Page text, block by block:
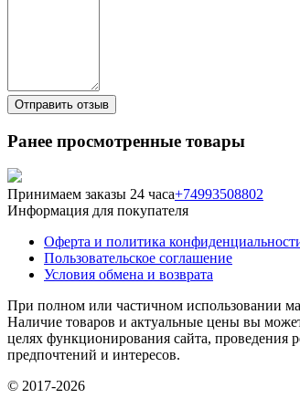
Ранее просмотренные товары
Принимаем заказы 24 часа+74993508802
Информация для покупателя
Оферта и политика
Пользовательское соглашение
Условия обмена и возврата
При полном или частичном использовании
Наличие товаров и актуальные цены вы
целях функционирования сайта, проведения
предпочтений и интересов.
© 2017-2026